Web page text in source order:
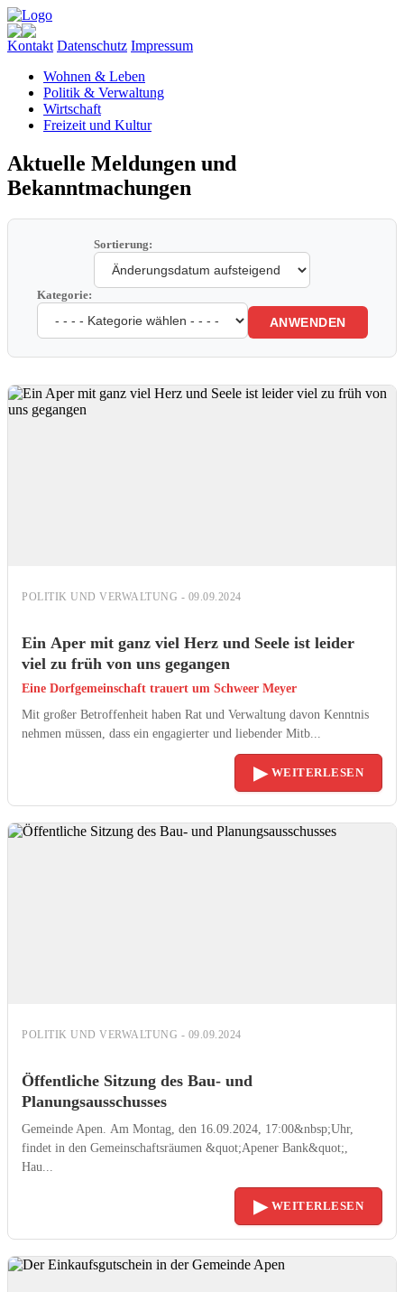
Kontakt Datenschutz Impressum
Wohnen & Leben
Politik & Verwaltung
Wirtschaft
Freizeit und Kultur
Aktuelle Meldungen und
Bekanntmachungen
Sortierung:
Kategorie:
ANWENDEN
POLITIK UND VERWALTUNG - 09.09.2024
Ein Aper mit ganz viel Herz und Seele ist leider
viel zu früh von uns gegangen
Eine Dorfgemeinschaft trauert um Schweer Meyer
Mit großer Betroffenheit haben Rat und Verwaltung davon Kenntnis
nehmen müssen, dass ein engagierter und liebender Mitb...
▶ WEITERLESEN
POLITIK UND VERWALTUNG - 09.09.2024
Öffentliche Sitzung des Bau- und
Planungsausschusses
Gemeinde Apen. Am Montag, den 16.09.2024, 17:00&nbsp;Uhr,
findet in den Gemeinschaftsräumen &quot;Apener Bank&quot;,
Hau...
▶ WEITERLESEN